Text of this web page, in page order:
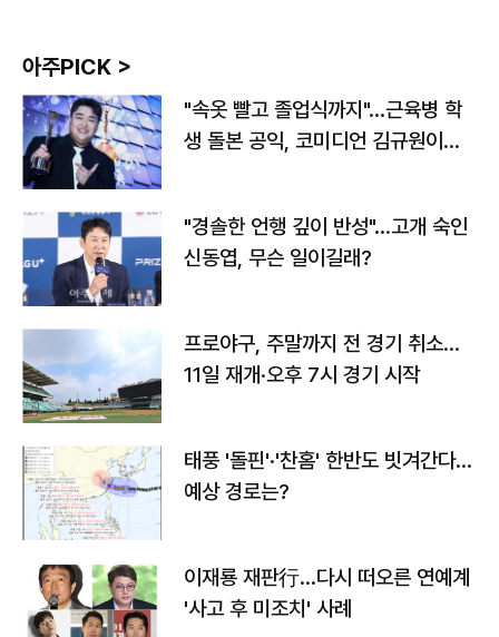
아주PICK >
"속옷 빨고 졸업식까지"…근육병 학
생 돌본 공익, 코미디언 김규원이었
"경솔한 언행 깊이 반성"…고개 숙인
신동엽, 무슨 일이길래?
프로야구, 주말까지 전 경기 취소…
11일 재개·오후 7시 경기 시작
태풍 '돌핀'·'찬홈' 한반도 빗겨간다…
예상 경로는?
이재룡 재판行…다시 떠오른 연예계
'사고 후 미조치' 사례